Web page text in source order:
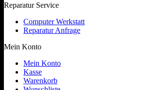
Reparatur Service
Computer Werkstatt
Reparatur Anfrage
Mein Konto
Mein Konto
Kasse
Warenkorb